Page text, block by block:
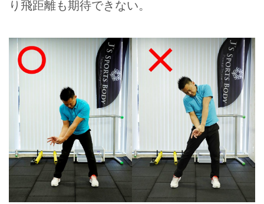
り飛距離も期待できない。